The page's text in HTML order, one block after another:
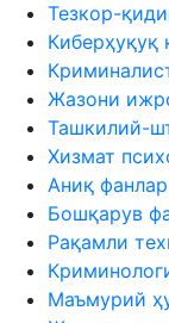
Тезкор-
Киберҳуқуқ
Жазони
Ташкилий-
Хизмат
Аниқ
Бошқарув
Рақамли
Маъмурий